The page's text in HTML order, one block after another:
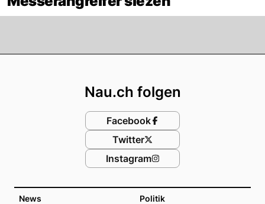
News Politik
Nau.ch folgen
Facebook
Twitter
Instagram